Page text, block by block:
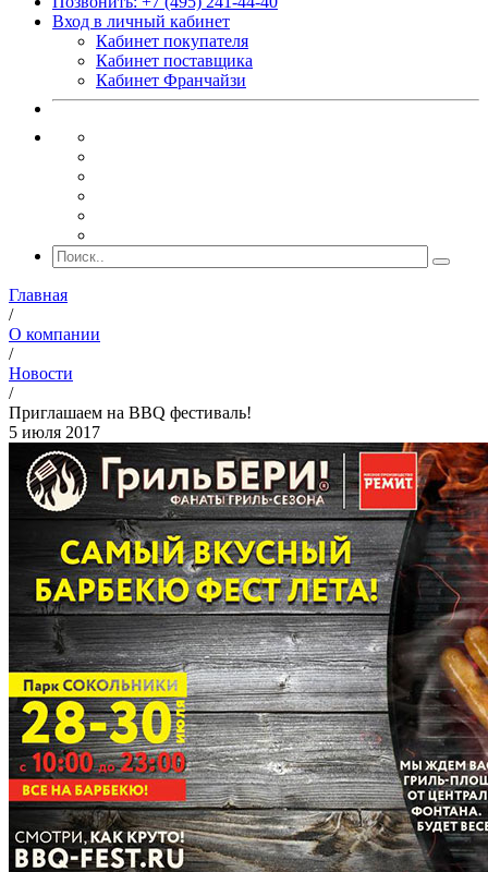
Вход в личный кабинет
Кабинет покупателя
Кабинет поставщика
Кабинет Франчайзи
Главная
/
О компании
/
Новости
/
Приглашаем на BBQ фестиваль!
5 июля 2017